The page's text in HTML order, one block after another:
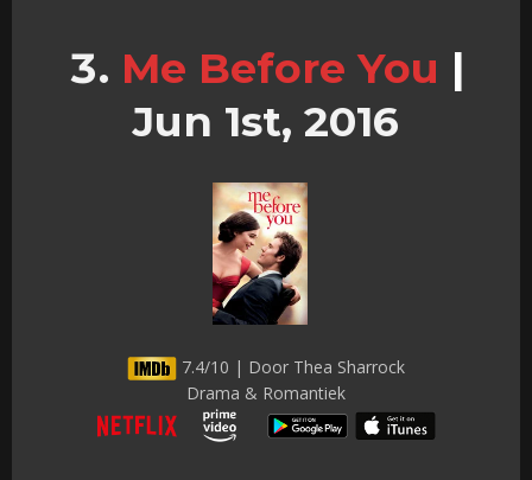
Me Before You |
Jun 1st, 2016
7.4/10 | Door Thea Sharrock
Drama & Romantiek